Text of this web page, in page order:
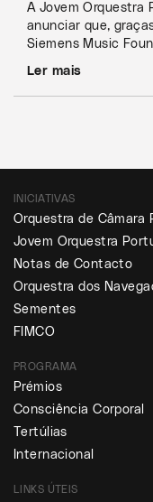
A Jovem Orquestra
anunciar que,
Siemens Music
Ler mais
INICIATIVAS
Orquestra de Câmara
Jovem Orquestra
Notas de Contacto
Orquestra dos
Sementes
FIMCO
PROGRAMA
Prémios
Consciência Corporal
Tertúlias
Internacional
LINKS ÚTEIS